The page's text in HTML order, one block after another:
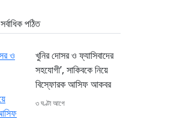
সর্বাধিক পঠিত
খুনির দোসর ও ফ্যাসিবাদের
সহযোগী’, সাকিবকে নিয়ে
বিস্ফোরক আসিফ আকবর
৩ ঘণ্টা আগে